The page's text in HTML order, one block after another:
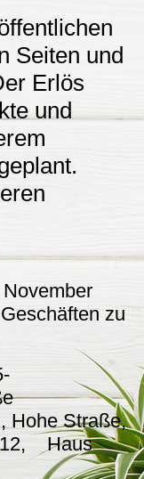
Seiten und
Erlös
und
zu
Hohe Straße,
12, Haus